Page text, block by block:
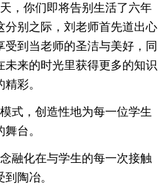
，你们即将告别生活了六年
分别之际，刘老师首先道出心
到当老师的圣洁与美好，同
未来的时光里获得更多的知识
彩。
式，创造性地为每一位学生
台。
融化在与学生的每一次接触
陶冶。